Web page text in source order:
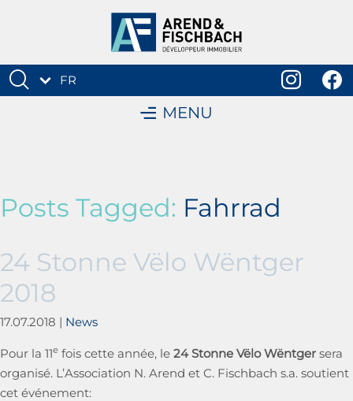
FR
MENU
Posts Tagged: Fahrrad
24 Stonne Vëlo Wëntger
2018
17.07.2018 | News
Pour la 11e fois cette année, le 24 Stonne Vëlo Wëntger sera
organisé. L’Association N. Arend et C. Fischbach s.a. soutient
cet événement: